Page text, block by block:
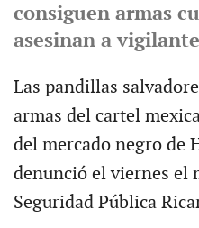
consiguen armas
asesinan a
Las pandillas
armas del cartel
del mercado negro de
denunció el viernes el
Seguridad Pública